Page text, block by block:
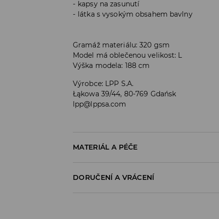
kapsy na zasunutí
látka s vysokým obsahem bavlny
Gramáž materiálu: 320 gsm
Model má oblečenou velikost: L
Výška modela: 188 cm
Výrobce: LPP S.A.
Łąkowa 39/44, 80-769 Gdańsk
lpp@lppsa.com
MATERIÁL A PÉČE
PRVNÍ MATERIÁL: 76% POLYESTER, 15%
DORUČENÍ A VRÁCENÍ